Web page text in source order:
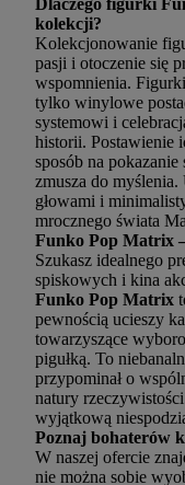
Dlaczego figurki
kolekcji?
Kolekcjonowanie
pasji i otoczenie się
wspomnienia. Figurki
tylko winylowe
systemowi i
historii. Postawienie
sposób na
zmusza do
głowami i
mrocznego świata
Funko Pop Matrix
Szukasz idealnego
spiskowych i kina
Funko Pop Matrix
pewnością ucieszy
towarzyszące
pigułką. To
przypominał o
natury
wyjątkową
Poznaj bohaterów
W naszej ofercie
nie można sobie